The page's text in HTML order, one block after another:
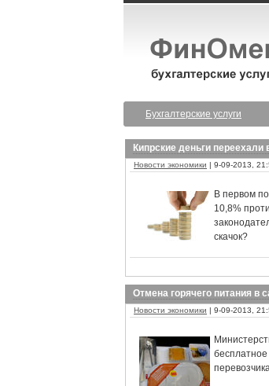
Бухгалтерские услуги
Кипрские деньги переехали
Новости экономики | 9-09-2013,
В первом
10,8%
скачок?
Отмена горячего питания в
Новости экономики | 9-09-2013,